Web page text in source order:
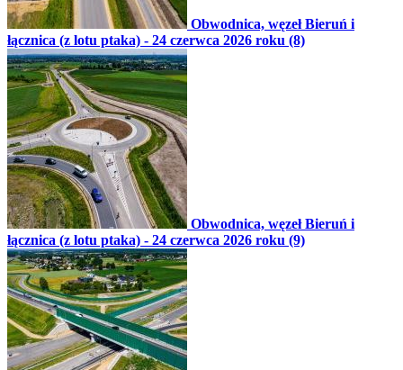
Obwodnica, węzeł Bieruń i
łącznica (z lotu ptaka) - 24 czerwca 2026 roku (8)
Obwodnica, węzeł Bieruń i
łącznica (z lotu ptaka) - 24 czerwca 2026 roku (9)